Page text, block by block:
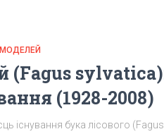
(Fagus
(1928-2008)
існування бука лісового